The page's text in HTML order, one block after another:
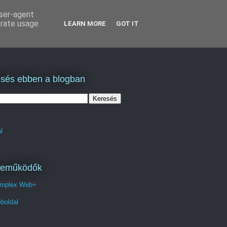
ebben a blogban
Web+
agent
usage
LEARN MORE GOT IT